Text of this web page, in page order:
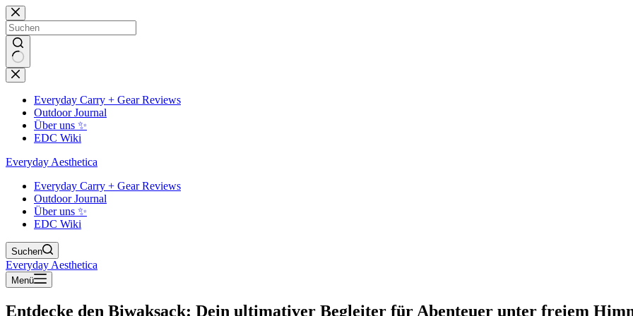
Zum
Inhalt
springen
Keine
Ergebnisse
Everyday Carry + Gear Reviews
Outdoor Journal
Über uns ✨
EDC Wiki
Everyday Aesthetica
Everyday Carry + Gear Reviews
Outdoor Journal
Über uns ✨
EDC Wiki
Suchen
Everyday Aesthetica
Menü
Entdecke den Biwaksack: Dein ultimativer Begleiter für Abenteuer unter freiem